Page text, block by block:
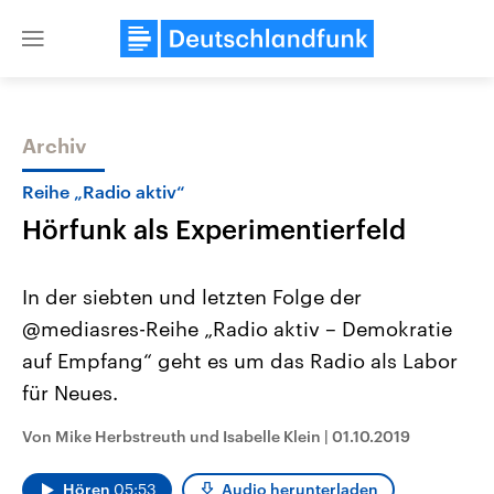
Close
Themen
Landtagswahl Sachsen-Anhalt
2026
Sachsen-Anhalt wählt am 6.
Landtag. Seit 2021 wird das
Bundesland von einer Koalition aus
Wirtschaftlich und
den mächtigsten Ländern
mit großem Einfluss auf
Archiv
Reihe „Radio aktiv“
Hörfunk als Experimentierfeld
In der siebten und letzten Folge der
@mediasres-Reihe „Radio aktiv – Demokratie
auf Empfang“ geht es um das Radio als Labor
für Neues.
Von Mike Herbstreuth und Isabelle Klein | 01.10.2019
Hören 05:53 Audio herunterladen